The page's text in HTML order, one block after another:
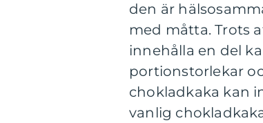
den är
med måtta. Trots
innehålla en del
portionstorlekar
chokladkaka kan
vanlig